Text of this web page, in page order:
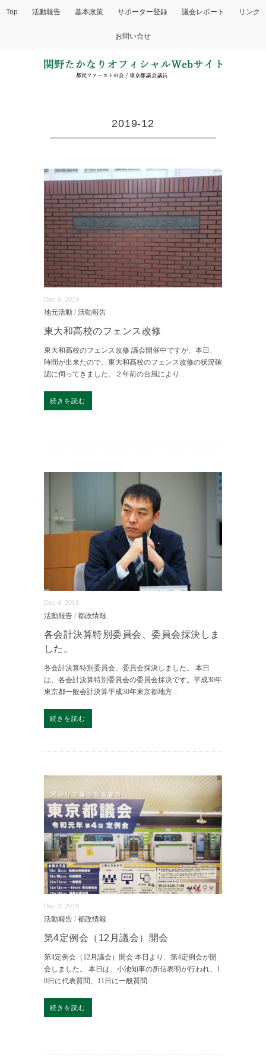
Top 活動報告 基本政策 サポーター登録 議会レポート リンク
お問い合せ
2019-12
Dec 6, 2019
地元活動 / 活動報告
東大和高校のフェンス改修
東大和高校のフェンス改修 議会開催中ですが、本日、
時間が出来たので、東大和高校のフェンス改修の状況確
認に伺ってきました。２年前の台風により ...
続きを読む
Dec 4, 2019
活動報告 / 都政情報
各会計決算特別委員会、委員会採決しま
した。
各会計決算特別委員会、委員会採決しました。 本日
は、各会計決算特別委員会の委員会採決です。平成30年
東京都一般会計決算平成30年東京都地方...
続きを読む
Dec 3, 2019
活動報告 / 都政情報
第4定例会（12月議会）開会
第4定例会（12月議会）開会 本日より、第4定例会が開
会しました。 本日は、小池知事の所信表明が行われ、1
0日に代表質問、11日に一般質問...
続きを読む